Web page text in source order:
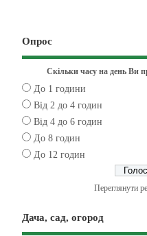
Опрос
Скільки часу на день Ви
До 1 години
Від 2 до 4 годин
Від 4 до 6 годин
До 8 годин
До 12 годин
Переглянути
Дача, сад, огород